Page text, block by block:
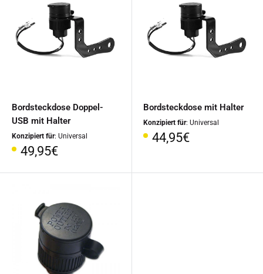
Bordsteckdose Doppel-
USB mit Halter
Konzipiert für: Universal
Sonderpreis
49,95€
Bordsteckdose mit Halter
Konzipiert für: Universal
Sonderpreis
44,95€